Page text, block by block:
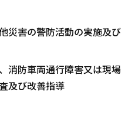
災害の警防活動の実施及び
消防車両通行障害又は現場
及び改善指導